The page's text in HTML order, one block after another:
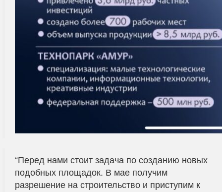
“Перед нами стоит задача по созданию новых
подобных площадок. В мае получим
разрешение на строительство и приступим к